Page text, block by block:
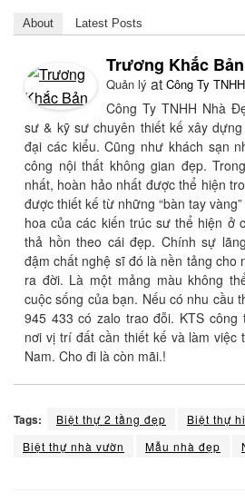
About Latest Posts
Trương Khắc Bản
Quản lý at Công Ty
Công Ty TNHH Nhà
sư & kỹ sư chuyên thiết kế xây
đại các kiểu. Cũng như khách sạn
công nội thất không gian đẹp.
nhất, hoàn hảo nhất được thể hiện
được thiết kế từ những “bàn tay
hoa của các kiến trúc sư thể hiện ở
thả hồn theo cái đẹp. Chính sự
đậm chất nghệ sĩ đó là nền tảng cho
ra đời. Là một mảng màu không
cuộc sống của bạn. Nếu có nhu cầu
945 433 có zalo trao đỗi. KTS
nơi vị trí đất cần thiết kế và làm việc
Nam. Cho đi là còn mãi.!
Tags: Biệt thự 2 tầng đẹp
Biệt thự
Biệt thự nhà vườn
Mẫu nhà đẹp